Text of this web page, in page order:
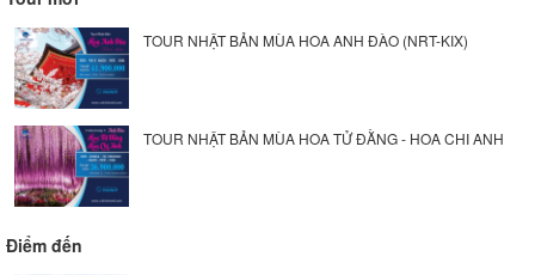
TOUR NHẬT BẢN MÙA HOA ANH ĐÀO (NRT-KIX)
TOUR NHẬT BẢN MÙA HOA TỬ ĐẰNG - HOA CHI ANH
Điểm đến